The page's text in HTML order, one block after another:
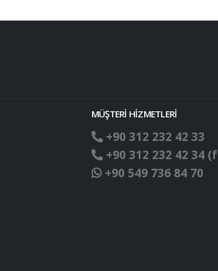
MÜŞTERİ HİZMETLERİ
+90 312 232 42 33
+90 312 232 42 34
+90 549 736 84 70